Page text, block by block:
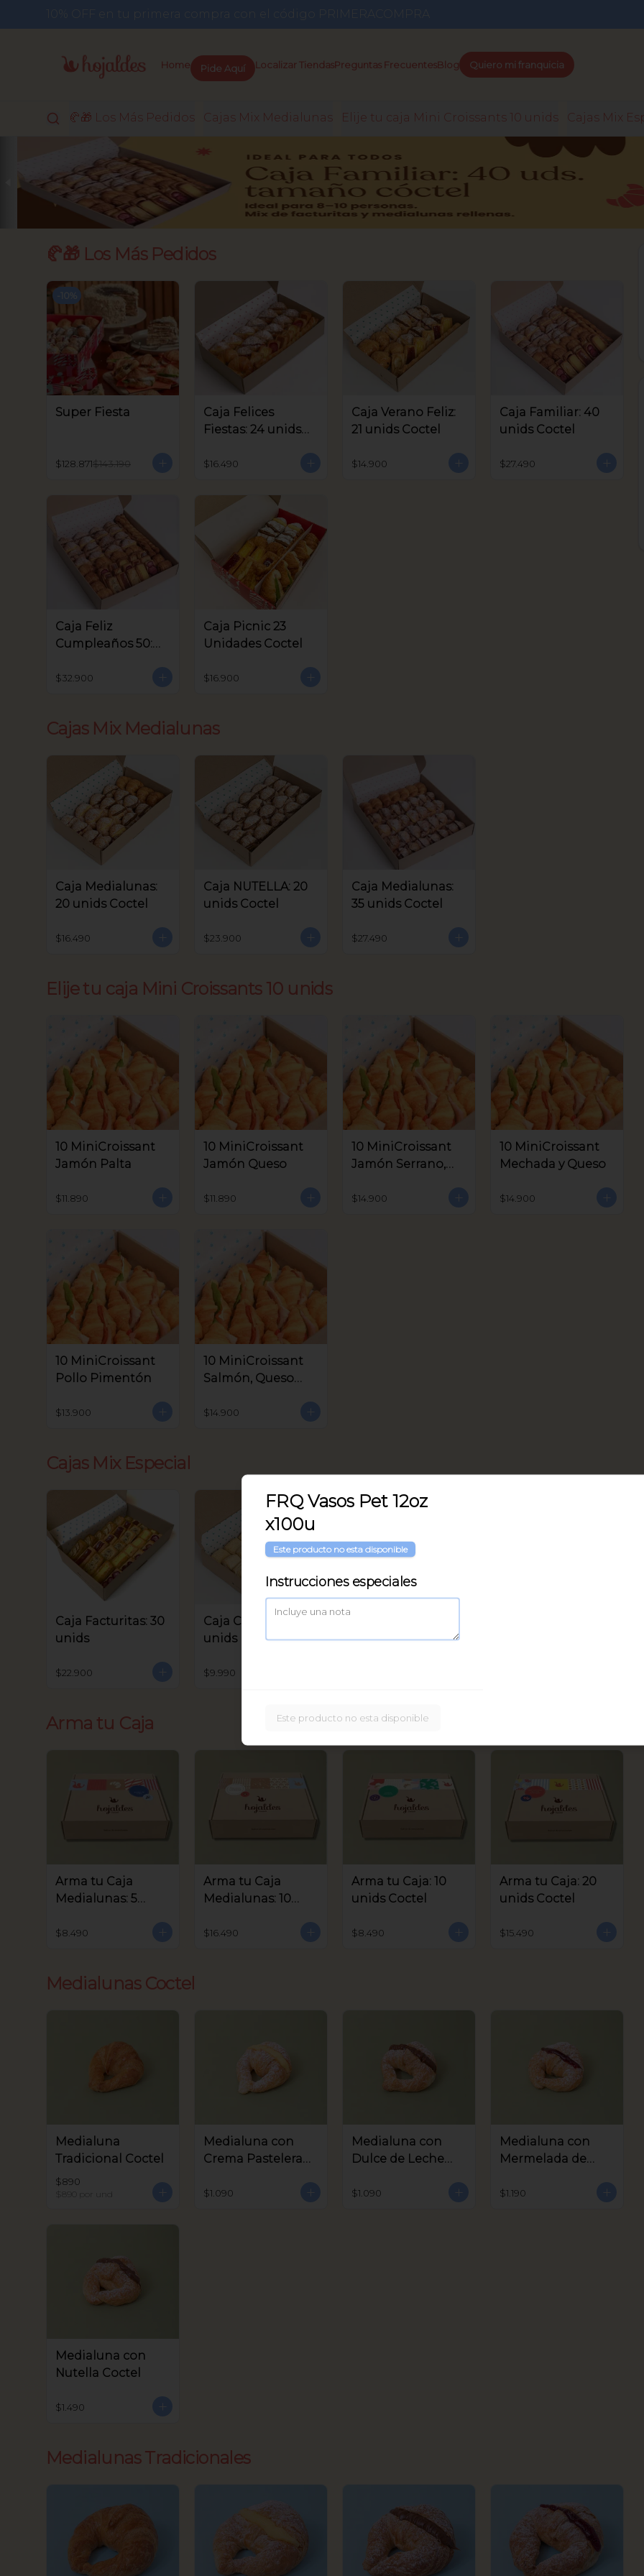
10% OFF en tu primera compra con el código PRIMERACOMPRA
Home
Pide Aquí
Localizar TiendasPreguntas FrecuentesBlog Quiero mi franquicia
🥐🎁 Los Más Pedidos Cajas Mix Medialunas Elije tu caja Mini Croissants 10 unids Cajas Mix
🥐🎁 Los Más Pedidos
10 %
Super Fiesta
$128.871$143.190
Caja Felices
Fiestas: 24 unids
$16.490
Caja Verano Feliz:
21 unids Coctel
$14.900
Caja Familiar: 40
unids Coctel
$27.490
Caja Feliz
Cumpleaños 50:
$32.900
Caja Picnic 23
Unidades Coctel
$16.900
Cajas Mix Medialunas
Caja Medialunas:
20 unids Coctel
$16.490
Caja NUTELLA: 20
unids Coctel
$23.900
Caja Medialunas:
35 unids Coctel
$27.490
Elije tu caja Mini Croissants 10 unids
10 MiniCroissant
Jamón Palta
$11.890
10 MiniCroissant
Jamón Queso
$11.890
10 MiniCroissant
Jamón Serrano,
Aceitunas V.
$14.900
10 MiniCroissant
Mechada y Queso
$14.900
10 MiniCroissant
Pollo Pimentón
$13.900
10 MiniCroissant
Salmón, Queso
$14.900
Cajas Mix Especial
Caja Facturitas: 30
unids
$22.900
Caja Criollitos: 20
unids
$9.990
20 unids
Arma tu Caja
Arma tu Caja
Medialunas: 5
$8.490
Arma tu Caja
Medialunas: 10
$16.490
Arma tu Caja: 10
unids Coctel
$8.490
Arma tu Caja: 20
unids Coctel
$15.490
Medialunas Coctel
Medialuna
Tradicional Coctel
$890
$890 por und
Medialuna con
Crema Pastelera
$1.090
Medialuna con
Dulce de Leche
$1.090
Medialuna con
Mermelada de
$1.190
Medialuna con
Nutella Coctel
$1.490
Medialunas Tradicionales
FRQ Vasos Pet 12oz
x100u
Este producto no esta disponible
Instrucciones especiales
Este producto no esta disponible